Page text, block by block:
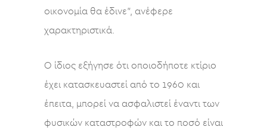
οικονομία θα έδινε”, ανέφερε
χαρακτηριστικά.
Ο ίδιος εξήγησε ότι οποιοδήποτε κτίριο
έχει κατασκευαστεί από το 1960 και
έπειτα, μπορεί να ασφαλιστεί έναντι των
φυσικών καταστροφών και το ποσό είναι